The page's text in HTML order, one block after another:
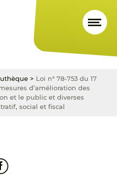
> Loi n° 78-753 du 17
d’amélioration des
et le public et diverses
social et fiscal